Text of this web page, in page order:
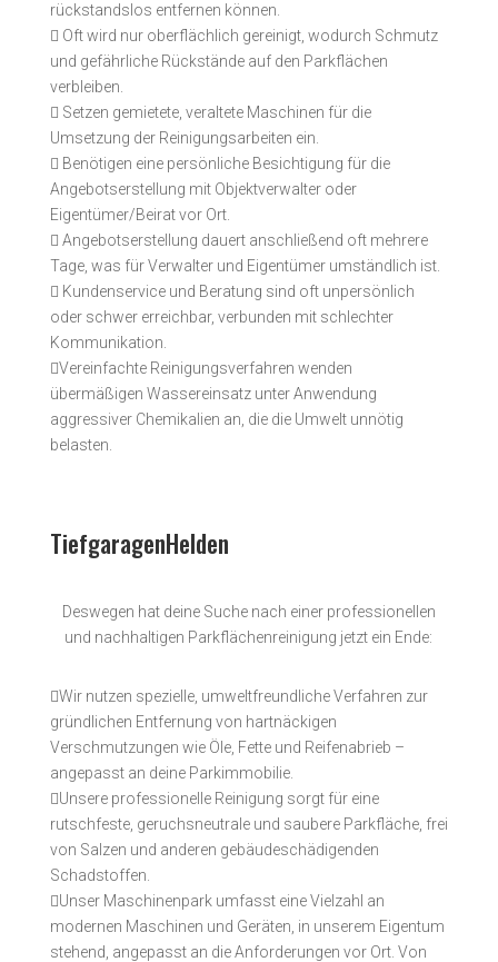
rückstandslos entfernen können.
 Oft wird nur oberflächlich gereinigt, wodurch Schmutz
und gefährliche Rückstände auf den Parkflächen
verbleiben.
 Setzen gemietete, veraltete Maschinen für die
Umsetzung der Reinigungsarbeiten ein.
 Benötigen eine persönliche Besichtigung für die
Angebotserstellung mit Objektverwalter oder
Eigentümer/Beirat vor Ort.
 Angebotserstellung dauert anschließend oft mehrere
Tage, was für Verwalter und Eigentümer umständlich ist.
 Kundenservice und Beratung sind oft unpersönlich
oder schwer erreichbar, verbunden mit schlechter
Kommunikation.
Vereinfachte Reinigungsverfahren wenden
übermäßigen Wassereinsatz unter Anwendung
aggressiver Chemikalien an, die die Umwelt unnötig
belasten.
TiefgaragenHelden
Deswegen hat deine Suche nach einer professionellen
und nachhaltigen Parkflächenreinigung jetzt ein Ende:
Wir nutzen spezielle, umweltfreundliche Verfahren zur
gründlichen Entfernung von hartnäckigen
Verschmutzungen wie Öle, Fette und Reifenabrieb –
angepasst an deine Parkimmobilie.
Unsere professionelle Reinigung sorgt für eine
rutschfeste, geruchsneutrale und saubere Parkfläche, frei
von Salzen und anderen gebäudeschädigenden
Schadstoffen.
Unser Maschinenpark umfasst eine Vielzahl an
modernen Maschinen und Geräten, in unserem Eigentum
stehend, angepasst an die Anforderungen vor Ort. Von